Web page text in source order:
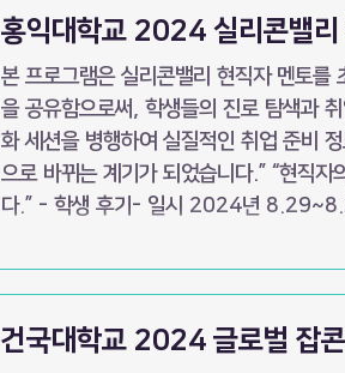
주간 주 1회, 2시간 회차별 강연 내용
및 구성 전략, 포트폴리오 사례 분석 및
홍익대학교 2024 실리콘밸리
본 프로그램은 실리콘밸리 현직자 멘토를
을 공유함으로써, 학생들의 진로 탐색과
화 세션을 병행하여 실질적인 취업 준비
으로 바뀌는 계기가 되었습니다.” “현직
다.” - 학생 후기- 일시 2024년 8.29~8.23 회차별 강연 내용 영문 Resume·CV 작성법, 영어 면접
활용 및 네트워킹 전략 등 실무 중심 취업
건국대학교 2024 글로벌 잡